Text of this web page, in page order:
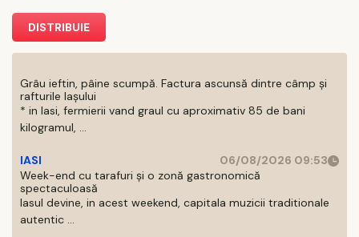
DISTRIBUIE
Grâu ieftin, pâine scumpă. Factura ascunsă dintre câmp și
rafturile Iașului
* in Iasi, fermierii vand graul cu aproximativ 85 de bani
kilogramul, ...
IASI
06/08/2026 09:53
Week-end cu tarafuri și o zonă gastronomică
spectaculoasă
Iasul devine, in acest weekend, capitala muzicii traditionale
autentic ...